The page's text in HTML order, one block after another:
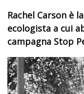
Rachel Carson è
ecologista a cui
campagna Stop